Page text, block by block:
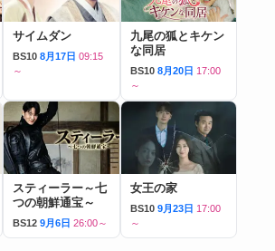
サイムダン
BS10 8月17日 09:15
～
九尾の狐とキケン
な同居
BS10 8月20日 17:00
～
スティーラー～七
つの朝鮮通宝～
BS12 9月6日 26:00～
女王の家
BS10 9月23日 17:00
～